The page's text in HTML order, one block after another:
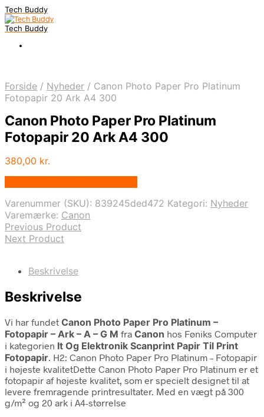
Tech Buddy
Tech Buddy
Forside / Nyheder / Canon Photo Paper Pro Platinum
Fotopapir 20 Ark A4 300
Canon Photo Paper Pro Platinum
Fotopapir 20 Ark A4 300
380,00 kr.
Varenummer (SKU): 839245ded472 Kategori: Nyheder
Varemærke: Canon
Previous Product
Next Product
Beskrivelse
Beskrivelse
Vi har fundet Canon Photo Paper Pro Platinum –
Fotopapir – Ark – A – G M fra Canon hos Føniks Computer
i kategorien It Og Elektronik Scanprint Papir Til Print
Fotopapir. H2: Canon Photo Paper Pro Platinum – Fotopapir
i højeste kvalitetDette Canon Photo Paper Pro Platinum er et
fotopapir af højeste kvalitet, som er specielt designet til at
levere fremragende printresultater. Med en vægt på 300
g/m² og 20 ark i A4-størrelse